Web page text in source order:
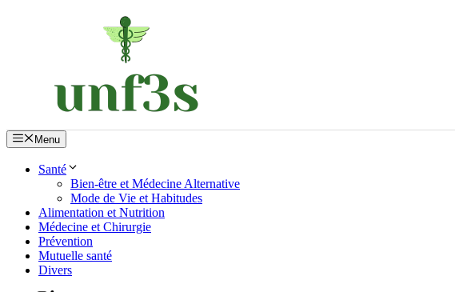
Menu
Santé
Bien-être et Médecine Alternative
Mode de Vie et Habitudes
Alimentation et Nutrition
Médecine et Chirurgie
Prévention
Mutuelle santé
Divers